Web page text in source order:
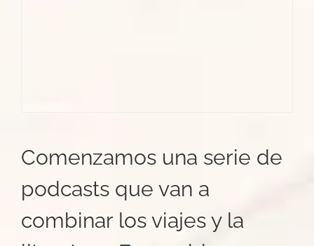
Comenzamos una serie de
podcasts que van a
combinar los viajes y la